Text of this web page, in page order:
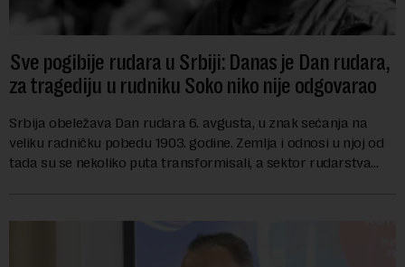
Sve pogibije rudara u Srbiji: Danas je Dan rudara,
za tragediju u rudniku Soko niko nije odgovarao
Srbija obeležava Dan rudara 6. avgusta, u znak sećanja na
veliku radničku pobedu 1903. godine. Zemlja i odnosi u njoj od
tada su se nekoliko puta transformisali, a sektor rudarstva